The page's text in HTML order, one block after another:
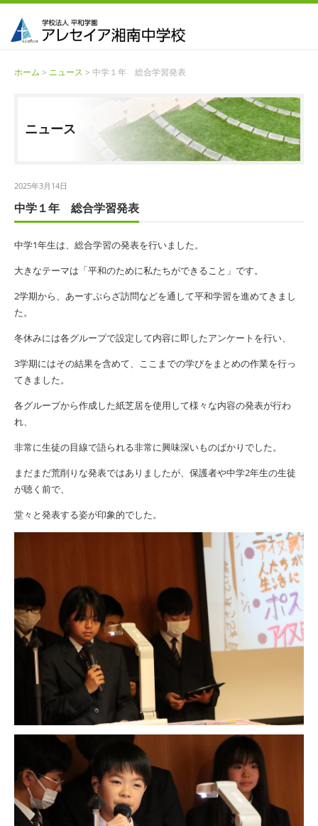
ホーム > ニュース > 中学１年 総合学習発表
ニュース
2025年3月14日
中学１年 総合学習発表
中学1年生は、総合学習の発表を行いました。
大きなテーマは「平和のために私たちができること」です。
2学期から、あーすぷらざ訪問などを通して平和学習を進めてきまし
た。
冬休みには各グループで設定して内容に即したアンケートを行い、
3学期にはその結果を含めて、ここまでの学びをまとめの作業を行っ
てきました。
各グループから作成した紙芝居を使用して様々な内容の発表が行わ
れ、
非常に生徒の目線で語られる非常に興味深いものばかりでした。
まだまだ荒削りな発表ではありましたが、保護者や中学2年生の生徒
が聴く前で、
堂々と発表する姿が印象的でした。